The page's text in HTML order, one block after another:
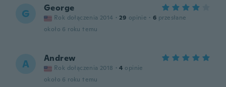
G George
Rok dołączenia 2014 · 29 opinie · 6 przesłane
około 6 roku temu
A Andrew
Rok dołączenia 2018 · 4 opinie
około 6 roku temu